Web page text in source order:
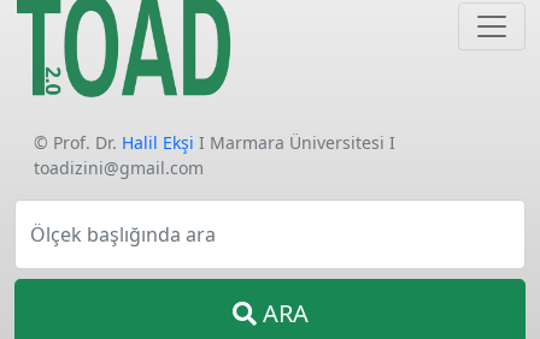
© Prof. Dr. Halil Ekşi I Marmara Üniversitesi I
toadizini@gmail.com
Ölçek başlığında ara
ARA